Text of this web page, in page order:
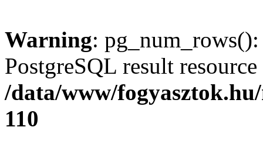
Warning:
PostgreSQL result
/data/www/
110